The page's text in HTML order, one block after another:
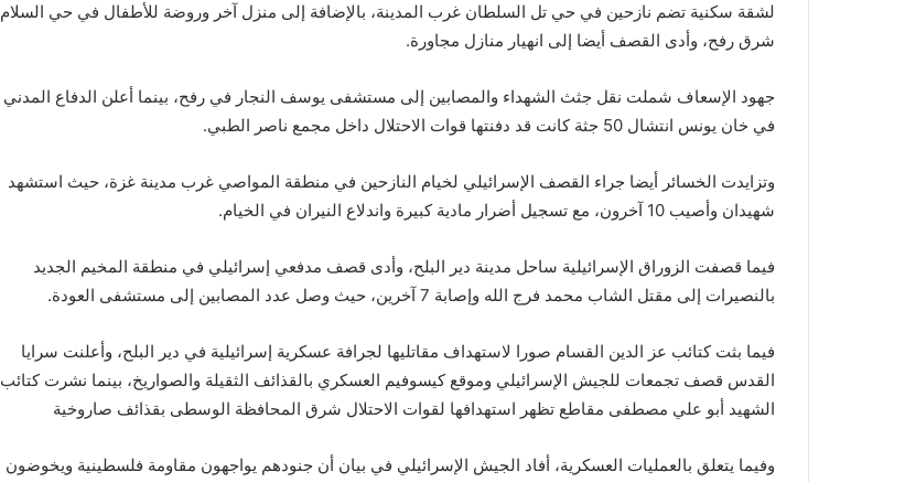
لشقة سكنية تضم نازحين في حي تل السلطان غرب المدينة، بالإضافة إلى منزل آخر وروضة للأطفال في حي السلام
شرق رفح، وأدى القصف أيضا إلى انهيار منازل مجاورة.
جهود الإسعاف شملت نقل جثث الشهداء والمصابين إلى مستشفى يوسف النجار في رفح، بينما أعلن الدفاع المدني
في خان يونس انتشال 50 جثة كانت قد دفنتها قوات الاحتلال داخل مجمع ناصر الطبي.
وتزايدت الخسائر أيضا جراء القصف الإسرائيلي لخيام النازحين في منطقة المواصي غرب مدينة غزة، حيث استشهد
شهيدان وأصيب 10 آخرون، مع تسجيل أضرار مادية كبيرة واندلاع النيران في الخيام.
فيما قصفت الزوراق الإسرائيلية ساحل مدينة دير البلح، وأدى قصف مدفعي إسرائيلي في منطقة المخيم الجديد
بالنصيرات إلى مقتل الشاب محمد فرج الله وإصابة 7 آخرين، حيث وصل عدد المصابين إلى مستشفى العودة.
فيما بثت كتائب عز الدين القسام صورا لاستهداف مقاتليها لجرافة عسكرية إسرائيلية في دير البلح، وأعلنت سرايا
القدس قصف تجمعات للجيش الإسرائيلي وموقع كيسوفيم العسكري بالقذائف الثقيلة والصواريخ، بينما نشرت كتائب
الشهيد أبو علي مصطفى مقاطع تظهر استهدافها لقوات الاحتلال شرق المحافظة الوسطى بقذائف صاروخية
وفيما يتعلق بالعمليات العسكرية، أفاد الجيش الإسرائيلي في بيان أن جنودهم يواجهون مقاومة فلسطينية ويخوضون